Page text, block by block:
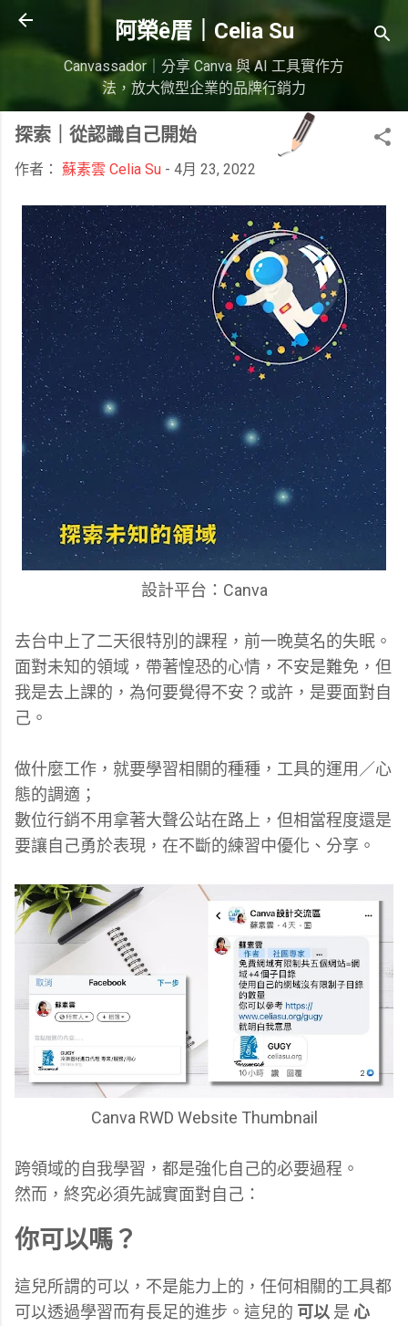
跳到主要內容
阿榮ê厝｜Celia Su
Canvassador｜分享 Canva 與 AI 工具實作方
法，放大微型企業的品牌行銷力
探索｜從認識自己開始
作者： 蘇素雲 Celia Su - 4月 23, 2022
設計平台：Canva
去台中上了二天很特別的課程，前一晚莫名的失眠。
面對未知的領域，帶著惶恐的心情，不安是難免，但
我是去上課的，為何要覺得不安？或許，是要面對自
己。
做什麼工作，就要學習相關的種種，工具的運用／心
態的調適；
數位行銷不用拿著大聲公站在路上，但相當程度還是
要讓自己勇於表現，在不斷的練習中優化、分享。
Canva RWD Website Thumbnail
跨領域的自我學習，都是強化自己的必要過程。
然而，終究必須先誠實面對自己：
你可以嗎？
這兒所謂的可以，不是能力上的，任何相關的工具都
可以透過學習而有長足的進步。這兒的 可以 是 心